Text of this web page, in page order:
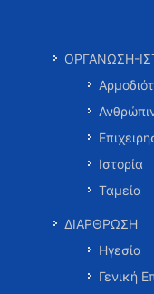
ΟΡΓΑΝΩΣΗ-
Ιστορία
Ταμεία
ΔΙΑΡΘΡΩΣΗ
Ηγεσία
Γενική